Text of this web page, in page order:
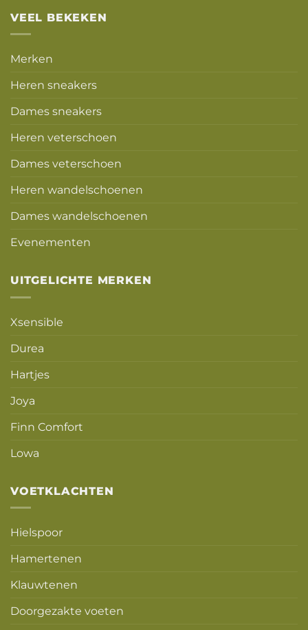
VEEL BEKEKEN
Merken
Heren sneakers
Dames sneakers
Heren veterschoen
Dames veterschoen
Heren wandelschoenen
Dames wandelschoenen
Evenementen
UITGELICHTE MERKEN
Xsensible
Durea
Hartjes
Joya
Finn Comfort
Lowa
VOETKLACHTEN
Hielspoor
Hamertenen
Klauwtenen
Doorgezakte voeten